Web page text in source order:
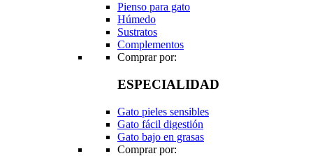
Pienso para gato
Húmedo
Sustratos
Complementos
Comprar por:
ESPECIALIDAD
Gato pieles sensibles
Gato fácil digestión
Gato bajo en grasas
Comprar por: